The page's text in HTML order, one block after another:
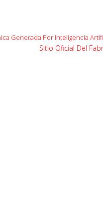
Generada Por Inteligencia
Sitio Oficial Del